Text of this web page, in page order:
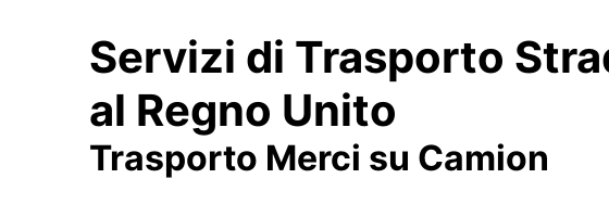
Servizi di Trasporto
al Regno Unito
Trasporto Merci su Camion